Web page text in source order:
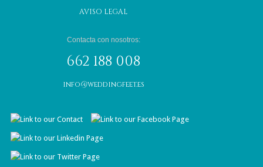
AVISO LEGAL
Contacta con nosotros:
662 188 008
info@weddingfeet.es